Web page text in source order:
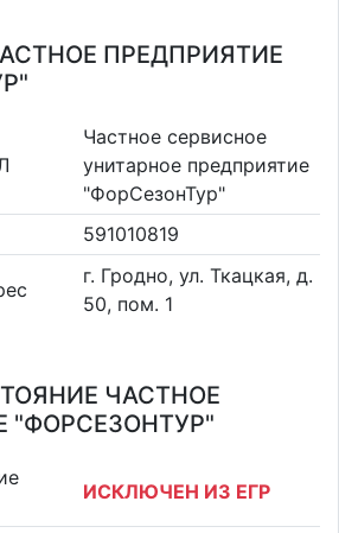
ПРЕДПРИЯТИЕ
Частное сервисное
унитарное предприятие
"ФорСезонТур"
591010819
г. Гродно, ул. Ткацкая, д.
50, пом. 1
ЧАСТНОЕ
"ФОРСЕЗОНТУР"
ИСКЛЮЧЕН ИЗ ЕГР